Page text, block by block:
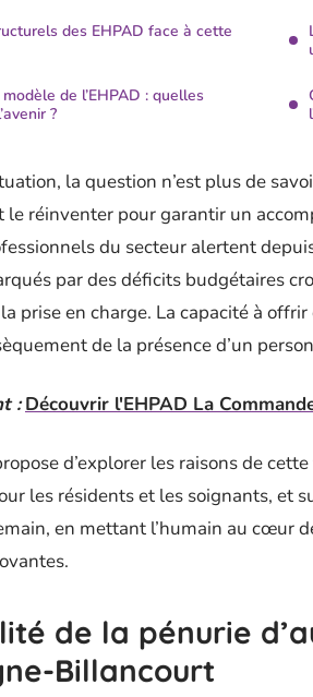
des EHPAD face à cette
de l’EHPAD : quelles
?
la question n’est plus de
le réinventer pour garantir un
du secteur alertent
par des déficits budgétaires
prise en charge. La capacité à
de la présence d’un
: Découvrir l'EHPAD La
d’explorer les raisons de
les résidents et les soignants, et
en mettant l’humain au cœur
de la pénurie
Billancourt